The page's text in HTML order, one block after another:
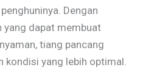
Dengan
yang dapat membuat
tiang pancang
kondisi yang lebih optimal.